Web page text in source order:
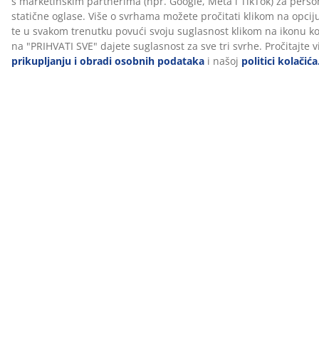
KRONBORG®
Od svog osnutka u Danskoj 1940-ih, KRONBORG® se
temelji na stručnosti i kvalitetnoj izradi. Ovaj
skandinavski brend predstavlja vrhunsku kvalitetu u
području kupaonskog tekstila, posteljine, popluna i